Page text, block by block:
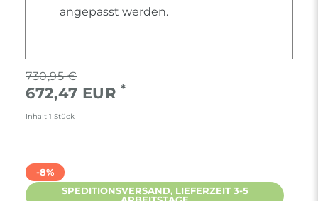
angepasst werden.
730,95 €
672,47 EUR *
Inhalt 1 Stück
-8%
SPEDITIONSVERSAND, LIEFERZEIT 3-5